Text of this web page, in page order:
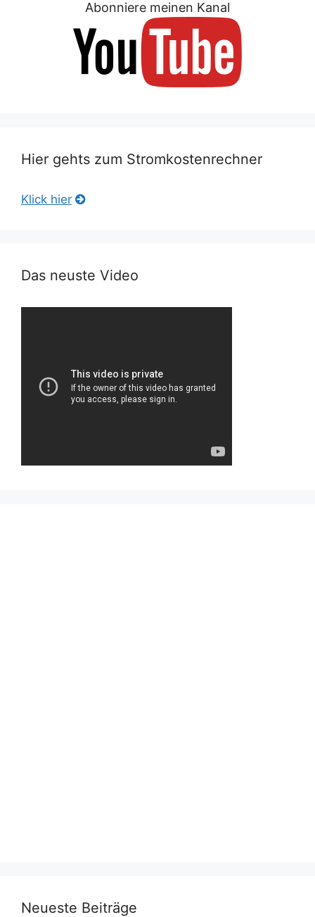
Abonniere meinen Kanal
Hier gehts zum Stromkostenrechner
Klick hier
Das neuste Video
Neueste Beiträge